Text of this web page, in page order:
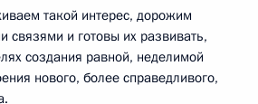
такой интерес, дорожим
связями и готовы их развивать,
создания равной, неделимой
нового, более справедливого,